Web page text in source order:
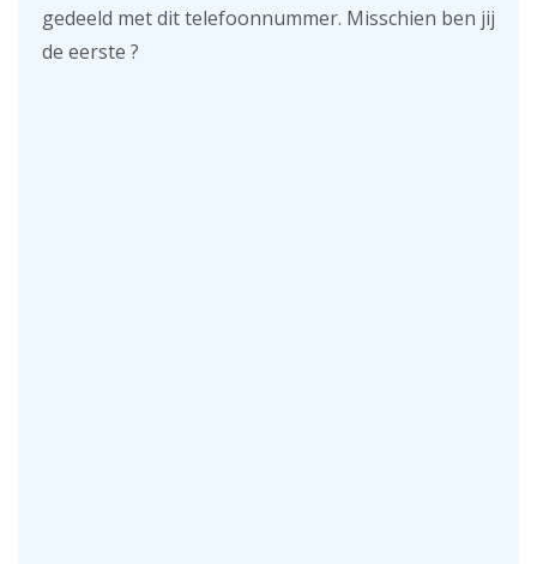
gedeeld met dit telefoonnummer. Misschien ben jij
de eerste ?